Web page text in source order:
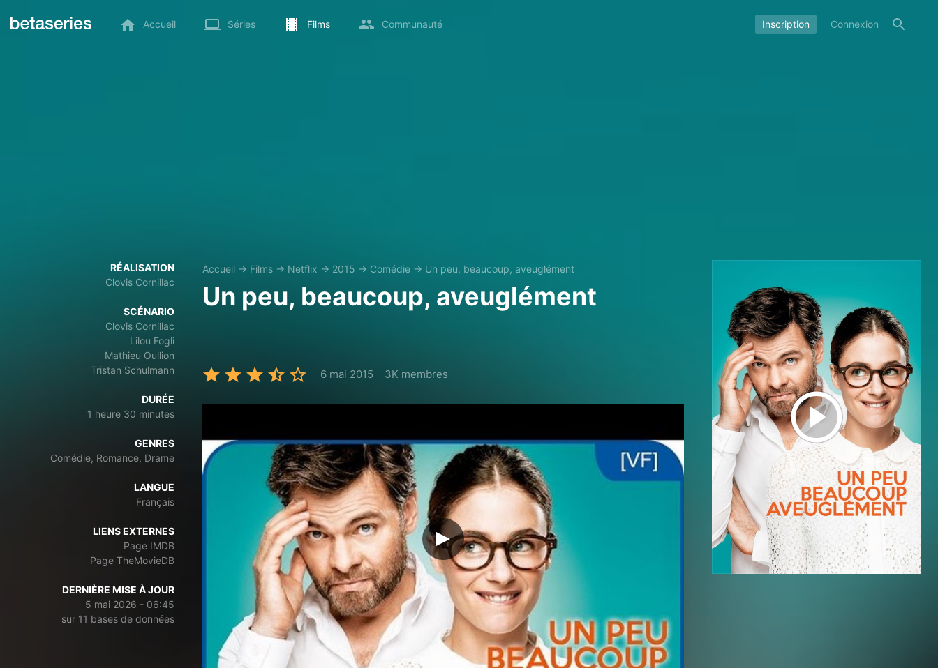
Accueil Séries Films Communauté Inscription Connexion
RÉALISATION
Clovis Cornillac
SCÉNARIO
Clovis Cornillac
Lilou Fogli
Mathieu Oullion
Tristan Schulmann
DURÉE
1 heure 30 minutes
GENRES
Comédie, Romance, Drame
LANGUE
Français
LIENS EXTERNES
Page IMDB
Page TheMovieDB
DERNIÈRE MISE À JOUR
5 mai 2026 - 06:45
sur 11 bases de données
Accueil → Films → Netflix → 2015 → Comédie → Un peu, beaucoup, aveuglément
Un peu, beaucoup, aveuglément
6 mai 2015 3K membres